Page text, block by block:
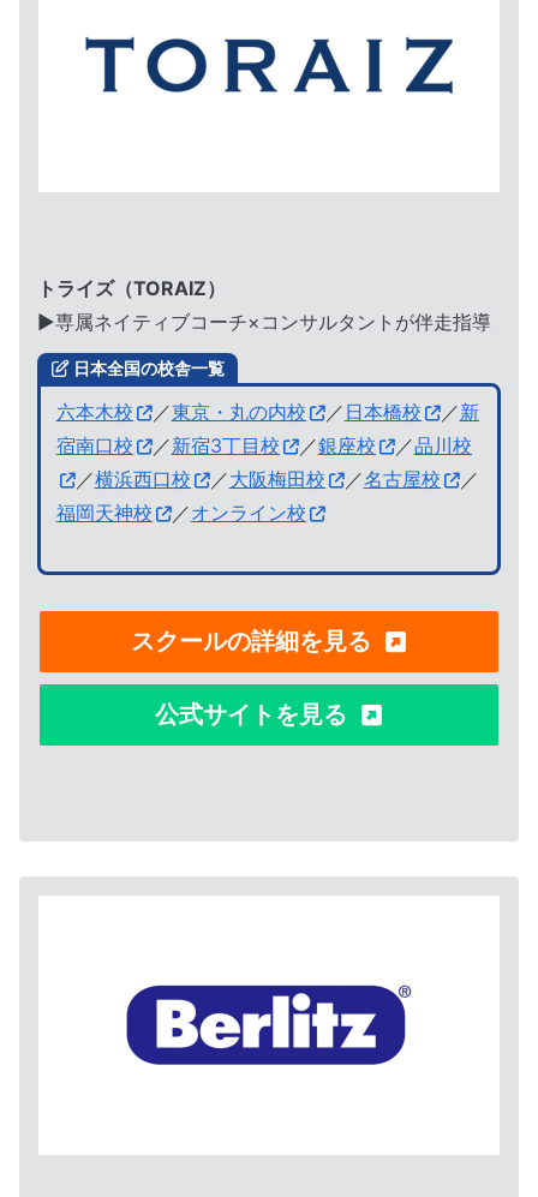
トライズ（TORAIZ）
▶︎専属ネイティブコーチ×コンサルタントが伴走指導
日本全国の校舎一覧
六本木校 ／東京・丸の内校 ／ 日本橋校 ／新
宿南口校
／新宿3丁目校 ／銀座校 ／品川校
／横浜西口校 ／大阪梅田校 ／名古屋校
／
福岡天神校
／オンライン校
スクールの詳細を見る
公式サイトを見る